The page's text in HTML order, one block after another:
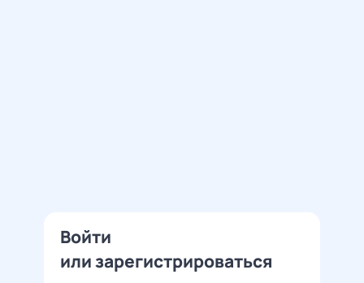
Войти
или зарегистрироваться